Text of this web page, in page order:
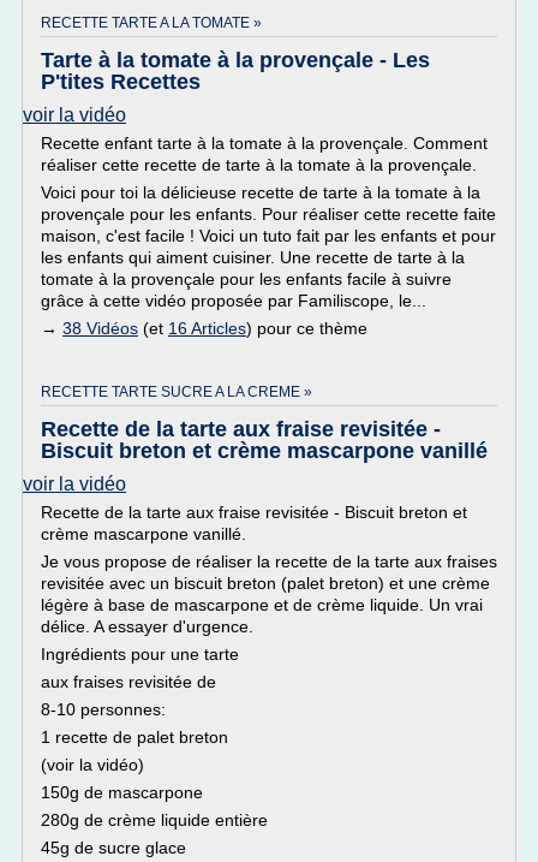
RECETTE TARTE A LA TOMATE »
Tarte à la tomate à la provençale - Les
P'tites Recettes
voir la vidéo
Recette enfant tarte à la tomate à la provençale. Comment
réaliser cette recette de tarte à la tomate à la provençale.
Voici pour toi la délicieuse recette de tarte à la tomate à la
provençale pour les enfants. Pour réaliser cette recette faite
maison, c'est facile ! Voici un tuto fait par les enfants et pour
les enfants qui aiment cuisiner. Une recette de tarte à la
tomate à la provençale pour les enfants facile à suivre
grâce à cette vidéo proposée par Familiscope, le...
→ 38 Vidéos (et 16 Articles) pour ce thème
RECETTE TARTE SUCRE A LA CREME »
Recette de la tarte aux fraise revisitée -
Biscuit breton et crème mascarpone vanillé
voir la vidéo
Recette de la tarte aux fraise revisitée - Biscuit breton et
crème mascarpone vanillé.
Je vous propose de réaliser la recette de la tarte aux fraises
revisitée avec un biscuit breton (palet breton) et une crème
légère à base de mascarpone et de crème liquide. Un vrai
délice. A essayer d'urgence.
Ingrédients pour une tarte
aux fraises revisitée de
8-10 personnes:
1 recette de palet breton
(voir la vidéo)
150g de mascarpone
280g de crème liquide entière
45g de sucre glace